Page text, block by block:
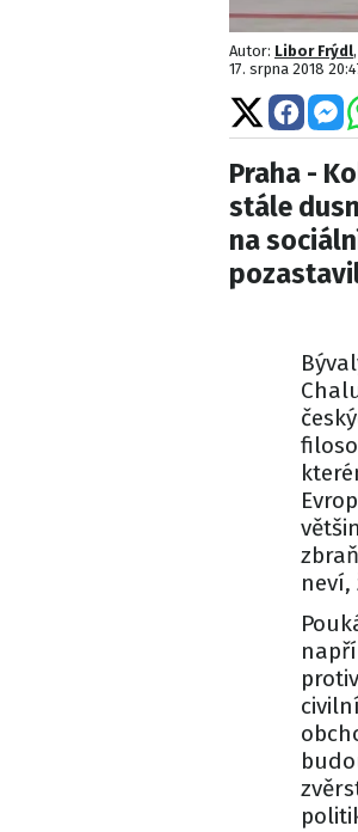
Autor: Libor Frýdl,
17. srpna 2018
Sdílet
na
Sdílet
na
Praha -
stále
na
neví,